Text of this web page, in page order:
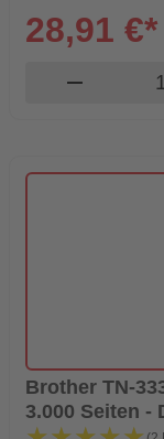
28,91 €*
remove
Brother TN-
3.000 Seiten -